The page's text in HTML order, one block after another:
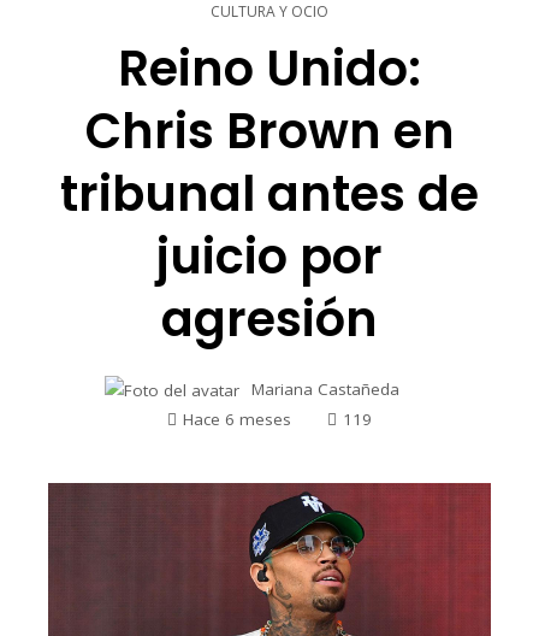
CULTURA Y OCIO
Reino Unido:
Chris Brown en
tribunal antes de
juicio por
agresión
Mariana Castañeda
Hace 6 meses
119